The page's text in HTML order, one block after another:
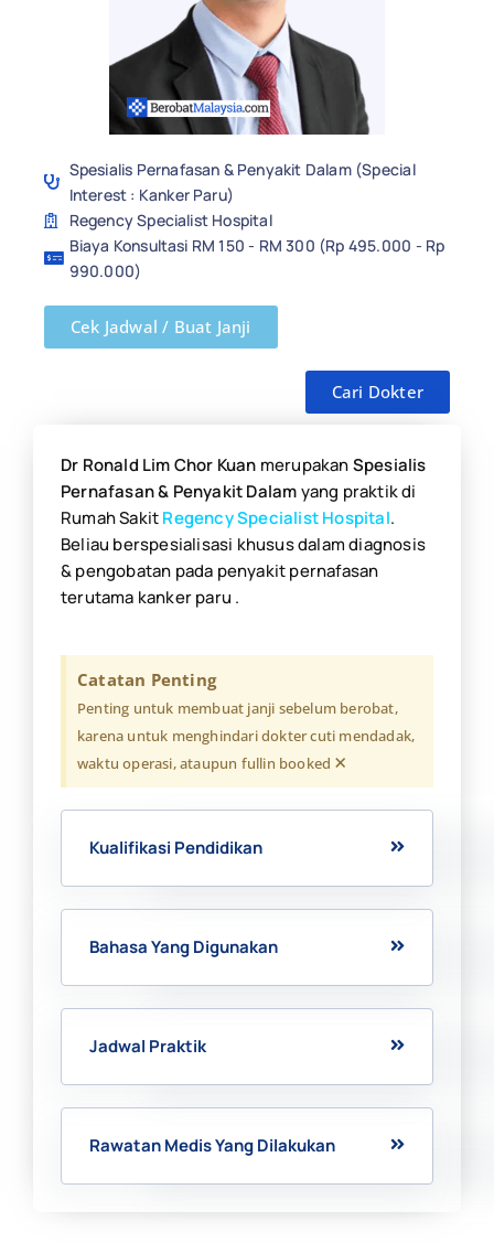
Spesialis Pernafasan & Penyakit Dalam (Special
Interest : Kanker Paru)
Regency Specialist Hospital
Biaya Konsultasi RM 150 - RM 300 (Rp 495.000 - Rp
990.000)
Cek Jadwal / Buat Janji
Cari Dokter
Dr Ronald Lim Chor Kuan merupakanSpesialis
Pernafasan & Penyakit Dalamyang praktik di
Rumah SakitRegency Specialist Hospital.
Beliau berspesialisasi khusus dalam diagnosis
& pengobatan pada penyakit pernafasan
terutama kanker paru .
Catatan Penting
Penting untuk membuat janji sebelum berobat,
karena untuk menghindari dokter cuti mendadak,
waktu operasi, ataupun fullin booked ×
Kualifikasi Pendidikan
Bahasa Yang Digunakan
Jadwal Praktik
Rawatan Medis Yang Dilakukan